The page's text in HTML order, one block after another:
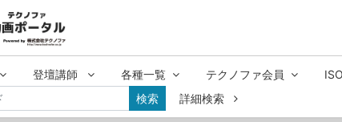
登壇講師 各種一覧 テクノファ会員
検索
詳細検索